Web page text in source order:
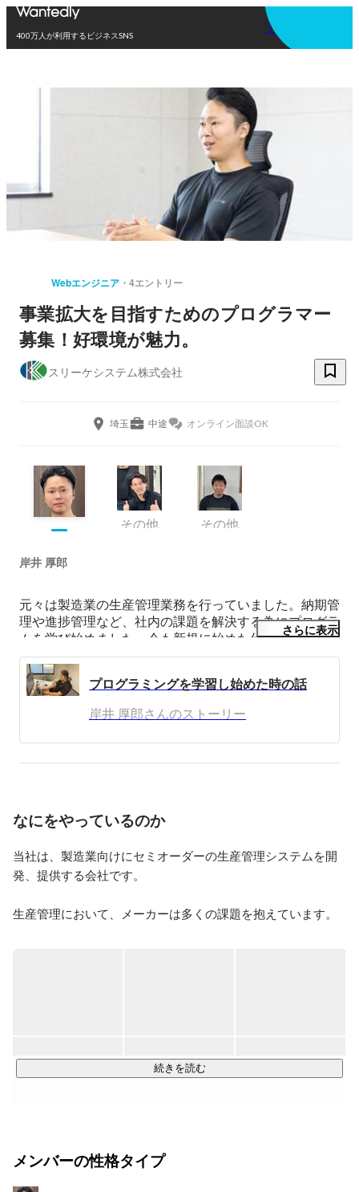
400万人が利用するビジネスSNS
アプリを使う
Webエンジニア 4エントリー
事業拡大を目指すためのプログラマー
募集！好環境が魅力。
スリーケシステム株式会社
埼玉 中途 オンライン面談OK
その他 その他
岸井 厚郎
元々は製造業の生産管理業務を行っていました。納期管
理や進捗管理など、社内の課題を解決する為にプログラ
ムを学び始めました。今も新規に始めた仕事に取り組み
課題は多いですが、一つづつ解決策を探し進めていきま
す。
さらに表示
プログラミングを学習し始めた時の話
岸井 厚郎さんのストーリー
なにをやっているのか
当社は、製造業向けにセミオーダーの生産管理システムを開
発、提供する会社です。
生産管理において、メーカーは多くの課題を抱えています。
＜スリーケシステムのプロダクトの特徴＞
続きを読む
メンバーの性格タイプ